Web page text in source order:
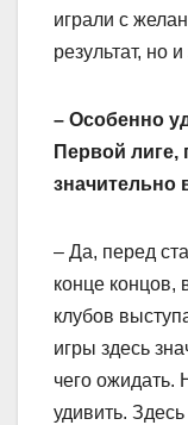
играли с
результат, но
– Особенно
Первой лиге,
– Да, перед
конце концов,
клубов
игры здесь
чего ожидать.
удивить.